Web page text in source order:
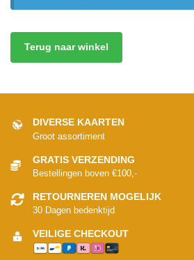
Terug naar winkel
DIVERSE KAARTEN
Groot assortiment
GRATIS VERZENDING
Bestellingen boven €100,-
RETOURNEREN MOGELIJK
30 Dagen bedenktijd
VEILIGE CHECKOUT